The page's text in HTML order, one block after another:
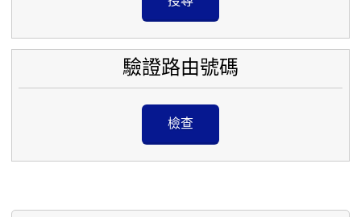
驗證路由號碼
檢查